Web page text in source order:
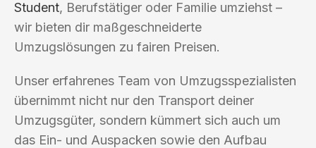
Student, Berufstätiger oder Familie umziehst –
wir bieten dir maßgeschneiderte
Umzugslösungen zu fairen Preisen.
Unser erfahrenes Team von Umzugsspezialisten
übernimmt nicht nur den Transport deiner
Umzugsgüter, sondern kümmert sich auch um
das Ein- und Auspacken sowie den Aufbau